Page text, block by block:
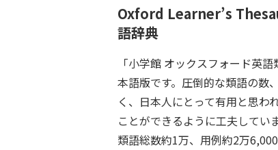
Oxford Learner’s
語辞典
「小学館 オックスフォード英
本語版です。圧倒的な類語の数
く、日本人にとって有用と思わ
ことができるように工夫していま
類語総数約1万、用例約2万